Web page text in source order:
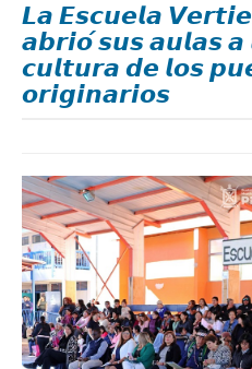
𝙇𝙖 𝙀𝙨𝙘𝙪𝙚𝙡𝙖
𝙖𝙗𝙧𝙞𝙤́ 𝙨𝙪𝙨 𝙖𝙪𝙡𝙖𝙨 𝙖
𝙘𝙪𝙡𝙩𝙪𝙧𝙖 𝙙𝙚 𝙡𝙤𝙨
𝙤𝙧𝙞𝙜𝙞𝙣𝙖𝙧𝙞𝙤𝙨